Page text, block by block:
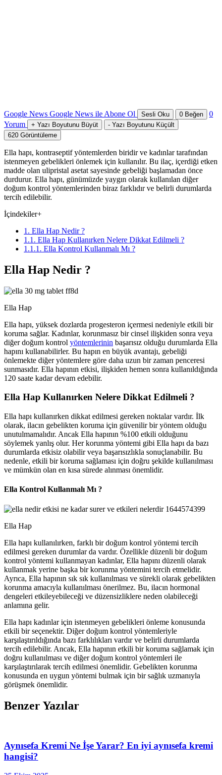
Google News Google News ile Abone Ol Sesli Oku 0 Beğen
0
Yorum
+ Yazı Boyutunu Büyüt - Yazı Boyutunu Küçült
620 Görüntüleme
Ella hapı, kontraseptif yöntemlerden biridir ve kadınlar tarafından
istenmeyen gebelikleri önlemek için kullanılır. Bu ilaç, içerdiği etken
madde olan ulipristal asetat sayesinde gebeliği başlamadan önce
durdurur. Ella hapı, günümüzde yaygın olarak kullanılan diğer
doğum kontrol yöntemlerinden biraz farklıdır ve belirli durumlarda
tercih edilebilir.
İçindekiler+
1. Ella Hap Nedir ?
1.1. Ella Hap Kullanırken Nelere Dikkat Edilmeli ?
1.1.1. Ella Kontrol Kullanmalı Mı ?
Ella Hap Nedir ?
Ella Hap
Ella hapı, yüksek dozlarda progesteron içermesi nedeniyle etkili bir
koruma sağlar. Kadınlar, korunmasız bir cinsel ilişkiden sonra veya
diğer doğum kontrol yöntemlerinin başarısız olduğu durumlarda Ella
hapını kullanabilirler. Bu hapın en büyük avantajı, gebeliği
önlemekte diğer yöntemlere göre daha uzun bir zaman penceresi
sunmasıdır. Ella hapının etkisi, ilişkiden hemen sonra kullanıldığında
120 saate kadar devam edebilir.
Ella Hap Kullanırken Nelere Dikkat Edilmeli ?
Ella hapı kullanırken dikkat edilmesi gereken noktalar vardır. İlk
olarak, ilacın gebelikten koruma için güvenilir bir yöntem olduğu
unutulmamalıdır. Ancak Ella hapının %100 etkili olduğunu
söylemek yanlış olur. Her korunma yöntemi gibi Ella hapı da bazı
durumlarda etkisiz olabilir veya başarısızlıkla sonuçlanabilir. Bu
nedenle, etkili bir koruma sağlaması için doğru şekilde kullanılması
ve mümkün olan en kısa sürede alınması önemlidir.
Ella Kontrol Kullanmalı Mı ?
Ella Hap
Ella hapı kullanılırken, farklı bir doğum kontrol yöntemi tercih
edilmesi gereken durumlar da vardır. Özellikle düzenli bir doğum
kontrol yöntemi kullanmayan kadınlar, Ella hapını düzenli olarak
kullanmak yerine başka bir korunma yöntemini tercih etmelidir.
Ayrıca, Ella hapının sık sık kullanılması ve sürekli olarak gebelikten
korunma amacıyla kullanılması önerilmez. Bu, ilacın hormonal
dengeleri etkileyebileceği ve düzensizliklere neden olabileceği
anlamına gelir.
Ella hapı kadınlar için istenmeyen gebelikleri önleme konusunda
etkili bir seçenektir. Diğer doğum kontrol yöntemleriyle
karşılaştırıldığında bazı farklılıkları vardır ve belirli durumlarda
tercih edilebilir. Ancak, Ella hapının etkili bir koruma sağlamak için
doğru kullanılması ve diğer doğum kontrol yöntemleri ile
karşılaştırılarak tercih edilmesi önemlidir. Gebelikten korunma
konusunda en uygun yöntemi bulmak için bir sağlık uzmanıyla
görüşmek önemlidir.
Benzer Yazılar
Aynısefa Kremi Ne İşe Yarar? En iyi aynısefa kremi
hangisi?